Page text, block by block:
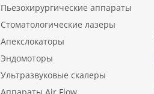
Пьезохирургические аппараты
Стоматологические лазеры
Апекслокаторы
Эндомоторы
Ультразвуковые скалеры